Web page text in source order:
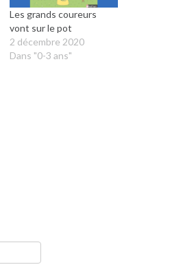
Les grands coureurs
vont sur le pot
2 décembre 2020
Dans "0-3 ans"